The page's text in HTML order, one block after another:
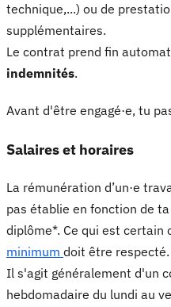
technique,...) ou de
supplémentaires.
Le contrat prend fin
indemnités.
Avant d'être engagé·e, tu
Salaires et horaires
La rémunération d’un·e
pas établie en fonction de
diplôme*. Ce qui est certain
minimum doit être respecté.
Il s'agit généralement d'un
hebdomadaire du lundi au